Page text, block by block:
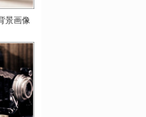
景画像